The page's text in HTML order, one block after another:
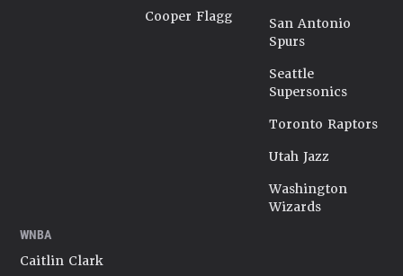
Cooper Flagg
San Antonio
Spurs
Seattle
Supersonics
Toronto Raptors
Utah Jazz
Washington
Wizards
WNBA
Caitlin Clark